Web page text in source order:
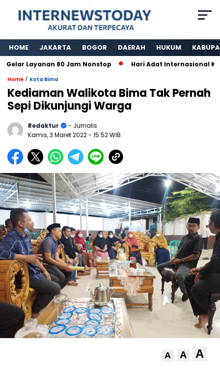
HOME JAKARTA BOGOR DAERAH HUKUM
Layanan 80 Jam Nonstop Hari Adat Internasional Ke
Home / Kota Bima
Kediaman Walikota Bima Tak Pernah
Sepi Dikunjungi Warga
Redaktur
- Jurnalis
Kamis, 3 Maret 2022- 15:52 WIB
A A A